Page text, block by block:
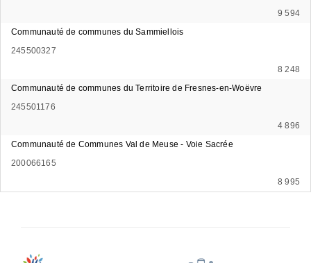
9 594
Communauté de communes du Sammiellois
245500327
8 248
Communauté de communes du Territoire de Fresnes-en-Woëvre
245501176
4 896
Communauté de Communes Val de Meuse - Voie Sacrée
200066165
8 995